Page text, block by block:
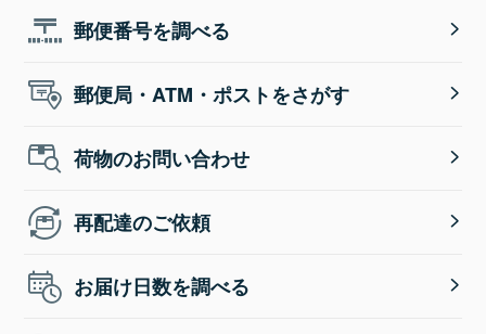
郵便番号を調べる
郵便局・ATM・ポストをさがす
荷物のお問い合わせ
再配達のご依頼
お届け日数を調べる